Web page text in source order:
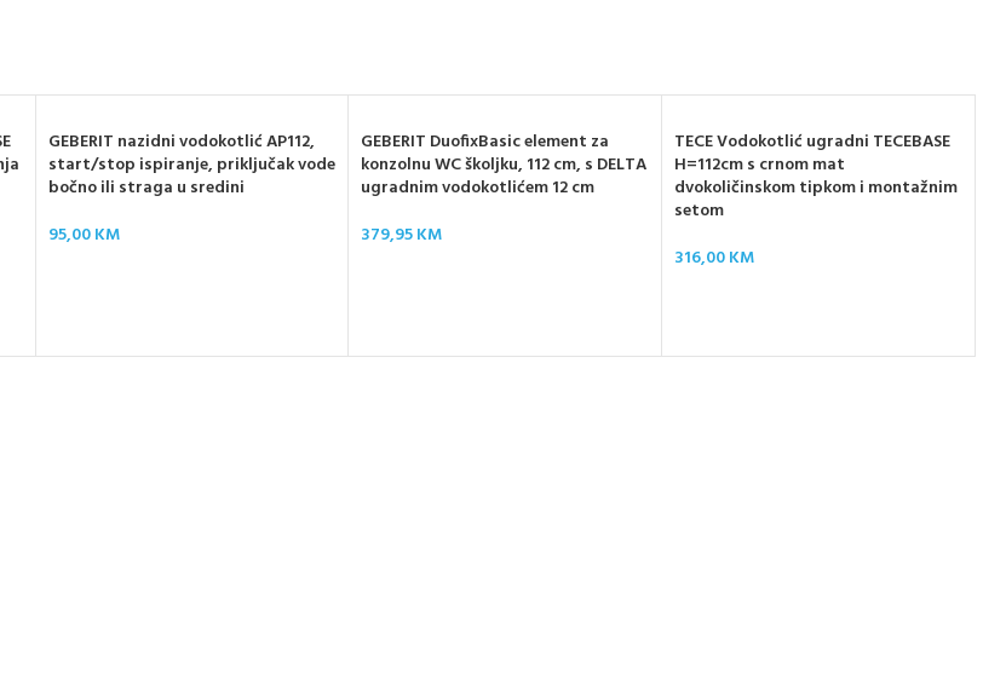
GEBERIT nazidni vodokotlić AP112,
start/stop ispiranje, priključak vode
bočno ili straga u sredini
95,00KM
GEBERIT DuofixBasic element za
konzolnu WC školjku, 112 cm, s DELTA
ugradnim vodokotlićem 12 cm
379,95KM
TECE Vodokotlić ugradni TECEBASE
H=112cm s crnom mat
dvokoličinskom tipkom i montažnim
setom
316,00KM